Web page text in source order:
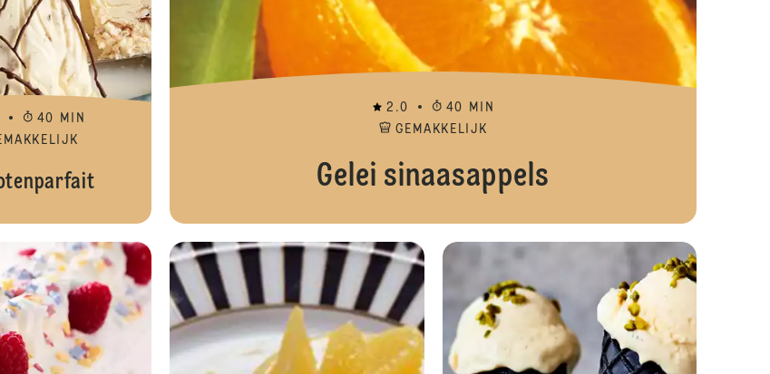
40 MIN
2.0
40 MIN
GEMAKKELIJK
Gelei sinaasappels
Peren in rode wijnsaus Feestelijke kerststronk Flan vanille